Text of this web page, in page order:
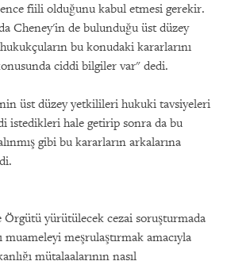
fiili olduğunu kabul etmesi gerekir.
Cheney'in de bulunduğu üst düzey
bu konudaki kararlarını
ciddi bilgiler var" dedi.
üst düzey yetkilileri hukuki tavsiyeleri
istedikleri hale getirip sonra da bu
gibi bu kararların arkalarına
Örgütü yürütülecek cezai soruşturmada
muameleyi meşrulaştırmak amacıyla
mütalaalarının nasıl